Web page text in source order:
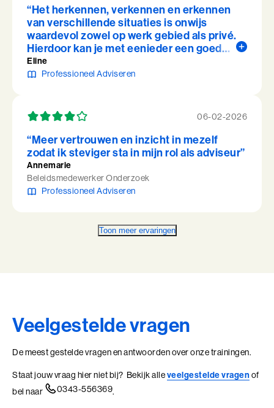
“Het herkennen, verkennen en erkennen
van verschillende situaties is onwijs
waardevol zowel op werk gebied als privé.
Hierdoor kan je met eenieder een goed
gesprek voeren ook al zijn de situaties
complex. ”
Eline
Professioneel Adviseren
06-02-2026
“Meer vertrouwen en inzicht in mezelf
zodat ik steviger sta in mijn rol als adviseur”
Annemarie
Beleidsmedewerker Onderzoek
Professioneel Adviseren
Toon meer ervaringen
Veelgestelde vragen
De meest gestelde vragen en antwoorden over onze trainingen.
Staat jouw vraag hier niet bij? Bekijk alleveelgestelde vragenof
bel naar
0343-556369.